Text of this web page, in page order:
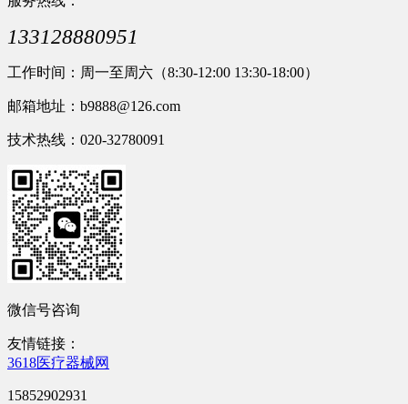
133128880951
工作时间：周一至周六（8:30-12:00 13:30-18:00）
邮箱地址：b9888@126.com
技术热线：020-32780091
微信号咨询
友情链接：
3618医疗器械网
15852902931